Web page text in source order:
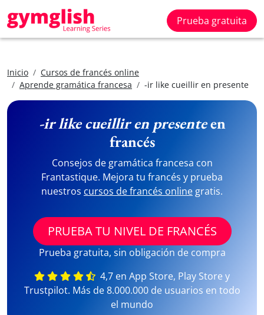
Prueba gratuita
Inicio
Cursos de francés online
Aprende gramática francesa
-ir like cueillir en presente
-ir like cueillir en presenteen
francés
Consejos de gramática francesa con
Frantastique. Mejora tu francés y prueba
nuestros cursos de francés online gratis.
PRUEBA TU NIVEL DE FRANCÉS
Prueba gratuita, sin obligación de compra
4,7 en App Store, Play Store y
Trustpilot. Más de 8.000.000 de usuarios en todo
el mundo